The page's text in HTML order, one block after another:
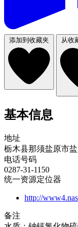
添加到收藏夹 从收
基本信息
地址
栃木县那须盐原市
电话号码
0287-31-1150
统一资源定位器
http://
备注